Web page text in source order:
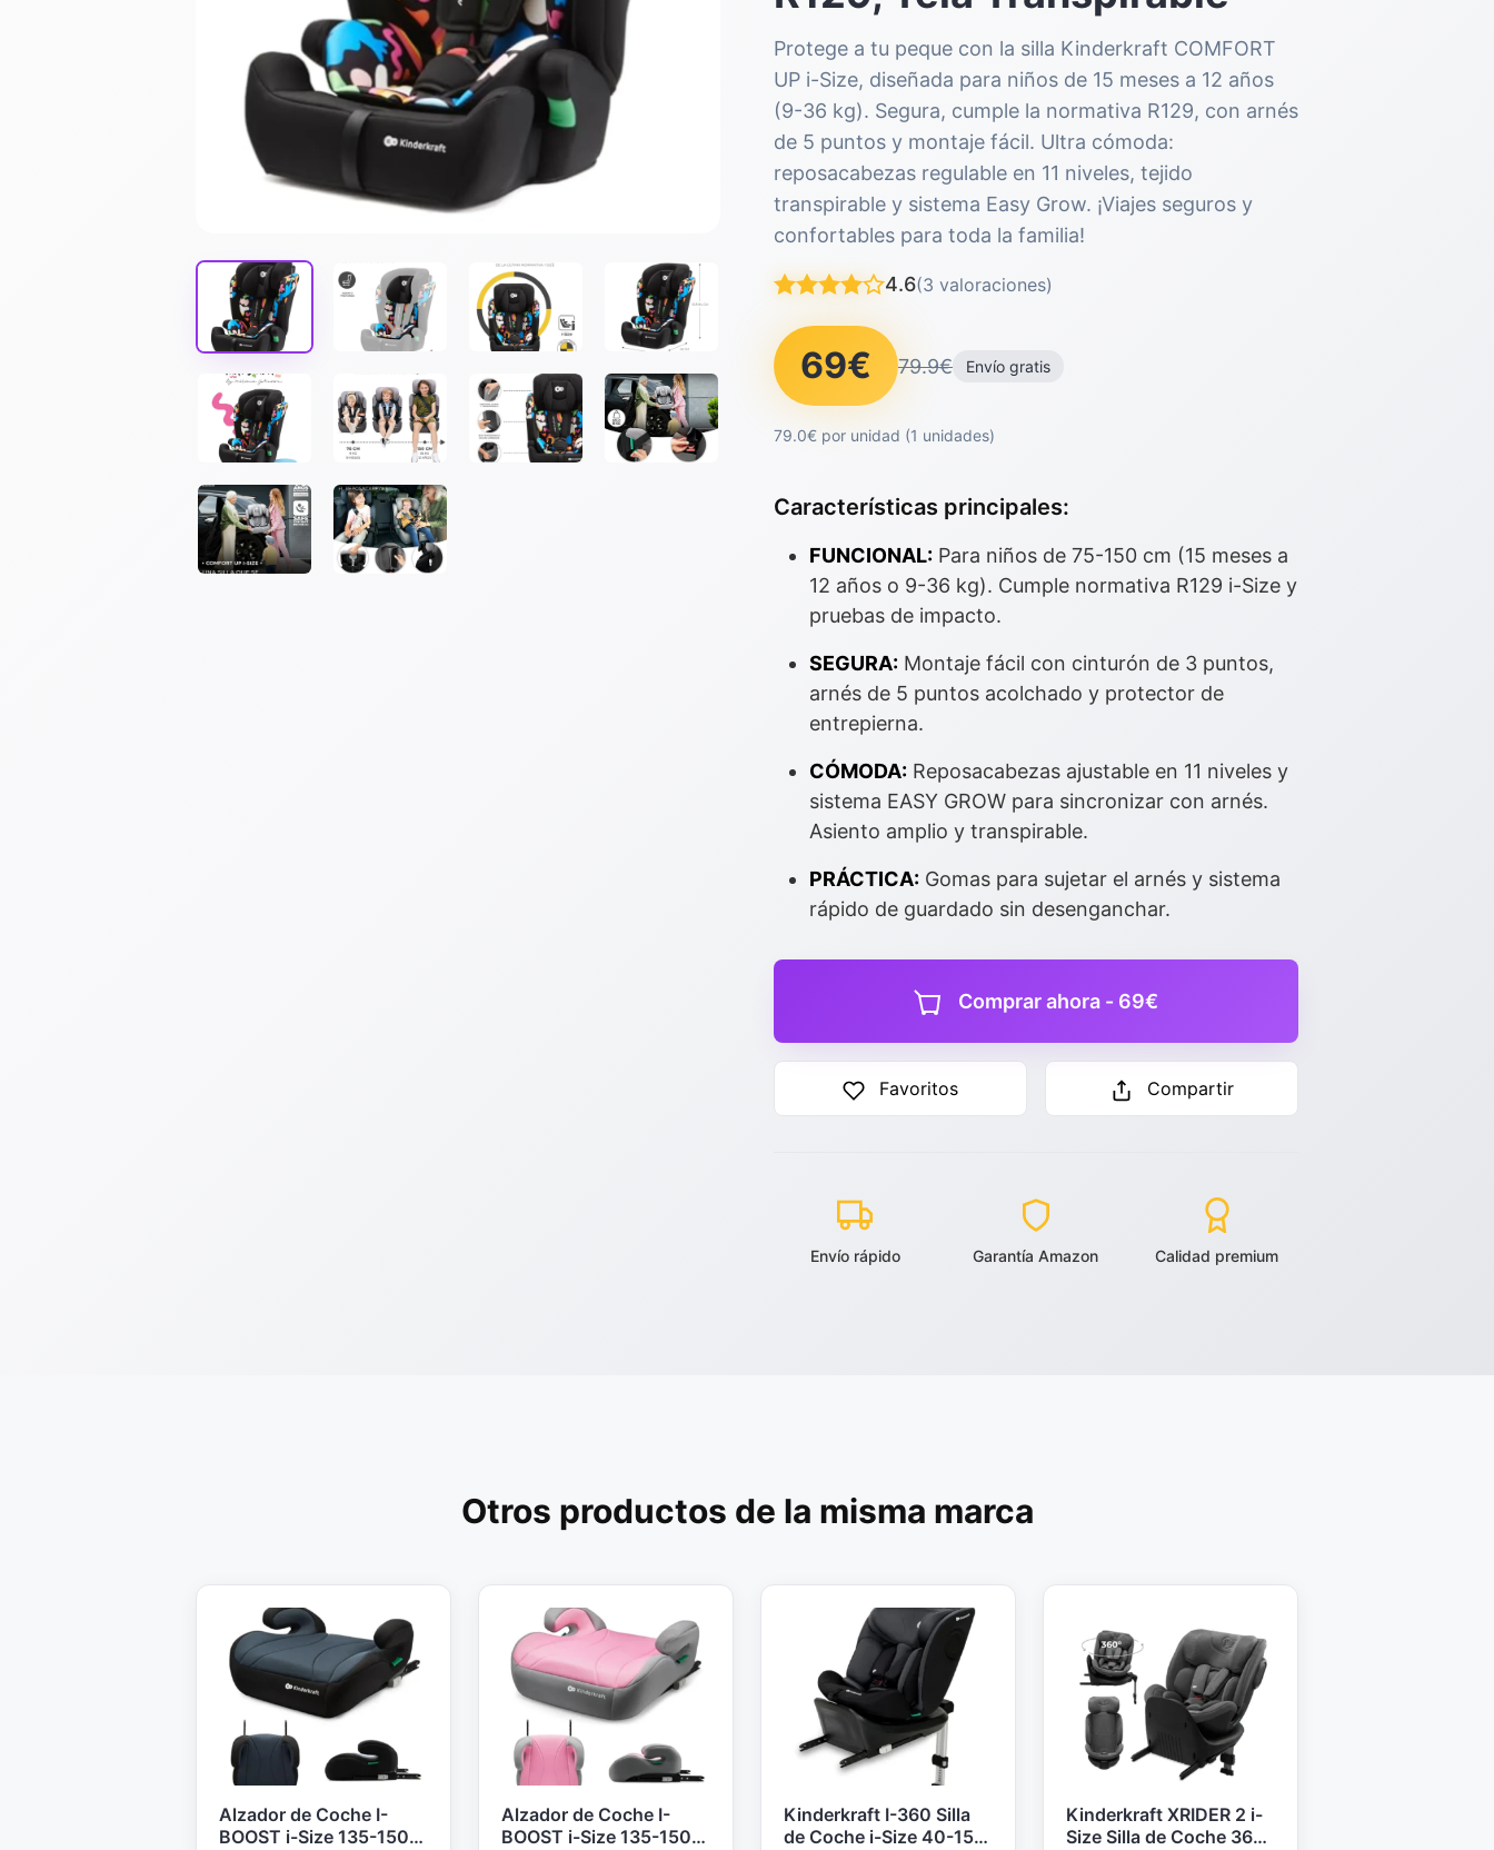
Protege a tu peque con la silla Kinderkraft COMFORT
UP i-Size, diseñada para niños de 15 meses a 12 años
(9-36 kg). Segura, cumple la normativa R129, con arnés
de 5 puntos y montaje fácil. Ultra cómoda:
reposacabezas regulable en 11 niveles, tejido
transpirable y sistema Easy Grow. ¡Viajes seguros y
confortables para toda la familia!
4.6(3 valoraciones)
69€ 79.9€ Envío gratis
79.0€ por unidad (1 unidades)
Características principales:
FUNCIONAL: Para niños de 75-150 cm (15 meses a
12 años o 9-36 kg). Cumple normativa R129 i-Size y
pruebas de impacto.
SEGURA: Montaje fácil con cinturón de 3 puntos,
arnés de 5 puntos acolchado y protector de
entrepierna.
CÓMODA: Reposacabezas ajustable en 11 niveles y
sistema EASY GROW para sincronizar con arnés.
Asiento amplio y transpirable.
PRÁCTICA: Gomas para sujetar el arnés y sistema
rápido de guardado sin desenganchar.
Comprar ahora - 69€
Favoritos Compartir
Envío rápido Garantía Amazon Calidad premium
Otros productos de la misma marca
Alzador de Coche I-
BOOST i-Size 135-150
Alzador de Coche I-
BOOST i-Size 135-150
Kinderkraft I-360 Silla
de Coche i-Size 40-150
Kinderkraft XRIDER 2 i-
Size Silla de Coche 360°